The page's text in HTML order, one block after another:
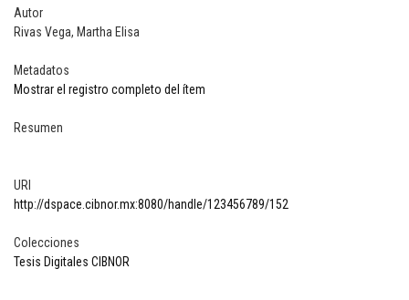
Autor
Rivas Vega, Martha Elisa
Metadatos
Mostrar el registro completo del ítem
Resumen
URI
http://dspace.cibnor.mx:8080/handle/123456789/152
Colecciones
Tesis Digitales CIBNOR